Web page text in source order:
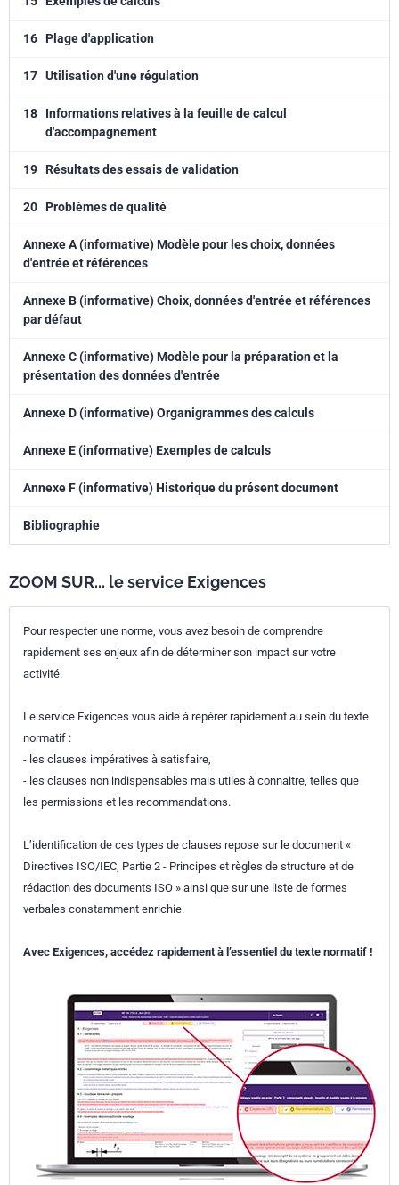
16 Plage d'application
17 Utilisation d'une régulation
18
Informations relatives à la feuille de calcul
d'accompagnement
19 Résultats des essais de validation
20 Problèmes de qualité
Annexe A (informative) Modèle pour les choix, données
d'entrée et références
Annexe B (informative) Choix, données d'entrée et références
par défaut
Annexe C (informative) Modèle pour la préparation et la
présentation des données d'entrée
Annexe D (informative) Organigrammes des calculs
Annexe E (informative) Exemples de calculs
Annexe F (informative) Historique du présent document
Bibliographie
ZOOM SUR... le service Exigences
Pour respecter une norme, vous avez besoin de comprendre
rapidement ses enjeux afin de déterminer son impact sur votre
activité.
Le service Exigences vous aide à repérer rapidement au sein du texte
normatif :
- les clauses impératives à satisfaire,
- les clauses non indispensables mais utiles à connaitre, telles que
les permissions et les recommandations.
L’identification de ces types de clauses repose sur le document «
Directives ISO/IEC, Partie 2 - Principes et règles de structure et de
rédaction des documents ISO » ainsi que sur une liste de formes
verbales constamment enrichie.
Avec Exigences, accédez rapidement à l’essentiel du texte normatif !